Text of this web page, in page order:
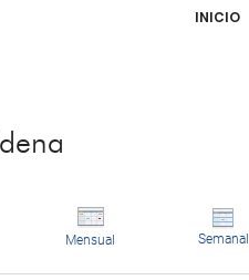
INICIO
Mensual Semanal